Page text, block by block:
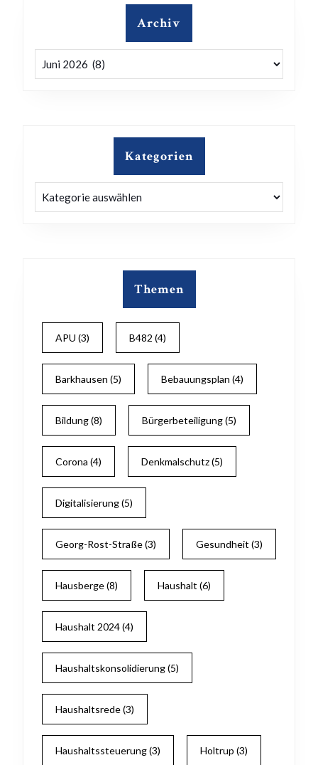
Archiv
Kategorien
Themen
APU (3) B482 (4)
Barkhausen (5) Bebauungsplan (4)
Bildung(8) Bürgerbeteiligung(5)
Corona (4) Denkmalschutz(5)
Digitalisierung(5)
Georg-Rost-Straße(3) Gesundheit (3)
Hausberge(8) Haushalt (6)
Haushalt 2024(4)
Haushaltskonsolidierung(5)
Haushaltsrede(3)
Haushaltssteuerung(3) Holtrup (3)